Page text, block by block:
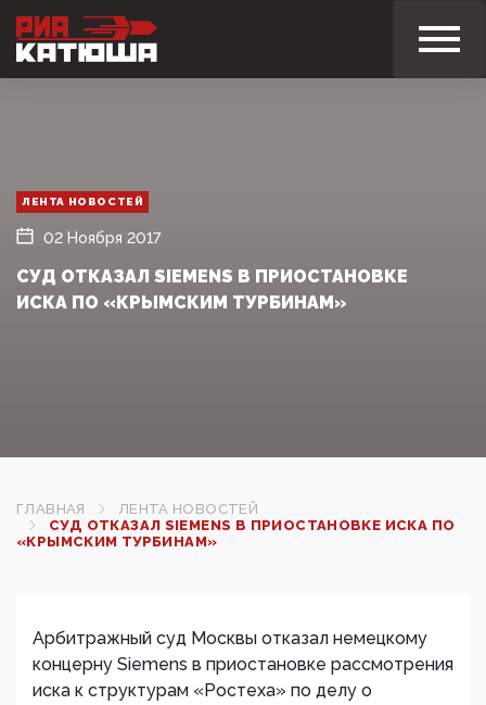
ЛЕНТА НОВОСТЕЙ
02 Ноября 2017
СУД ОТКАЗАЛ SIEMENS В ПРИОСТАНОВКЕ
ИСКА ПО «КРЫМСКИМ ТУРБИНАМ»
ГЛАВНАЯ
ЛЕНТА НОВОСТЕЙ
СУД ОТКАЗАЛ SIEMENS В ПРИОСТАНОВКЕ ИСКА ПО
«КРЫМСКИМ ТУРБИНАМ»
Арбитражный суд Москвы отказал немецкому
концерну Siemens в приостановке рассмотрения
иска к структурам «Ростеха» по делу о